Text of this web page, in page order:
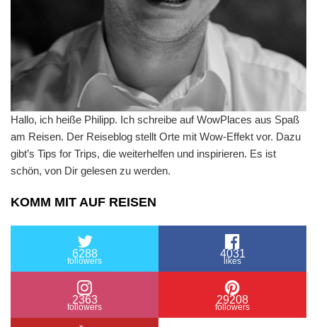
Hallo, ich heiße Philipp. Ich schreibe auf WowPlaces aus Spaß
am Reisen. Der Reiseblog stellt Orte mit Wow-Effekt vor. Dazu
gibt’s Tips for Trips, die weiterhelfen und inspirieren. Es ist
schön, von Dir gelesen zu werden.
KOMM MIT AUF REISEN
6288
followers
4031
likes
2363
followers
29208
followers